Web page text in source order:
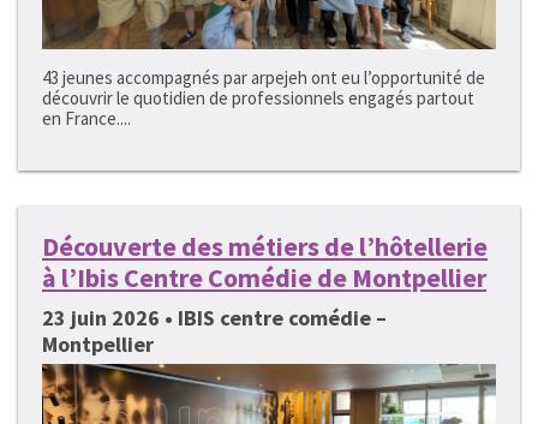
43 jeunes accompagnés par arpejeh ont eu l’opportunité de
découvrir le quotidien de professionnels engagés partout
en France....
Découverte des métiers de l’hôtellerie
à l’Ibis Centre Comédie de Montpellier
23 juin 2026 • IBIS centre comédie –
Montpellier